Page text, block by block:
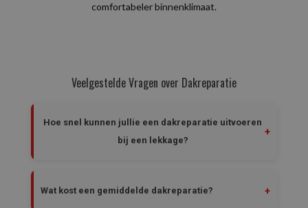
comfortabeler binnenklimaat.
Veelgestelde Vragen over Dakreparatie
Hoe snel kunnen jullie een dakreparatie uitvoeren
bij een lekkage?
kunnen we zelfs dezelfde dag nog langskomen om
Wat kost een gemiddelde dakreparatie?